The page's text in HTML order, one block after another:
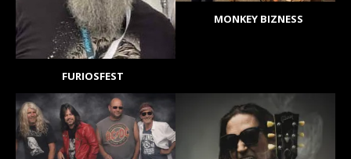
FURIOSFEST
MONKEY BIZNESS